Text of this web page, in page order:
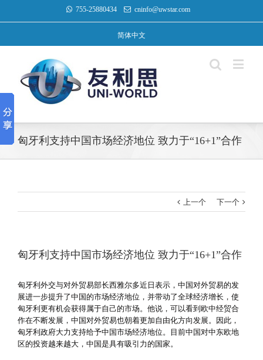
755-25880434 cninfo@uwstar.com
简体中文
匈牙利支持中国市场经济地位 致力于“16+1”合作
上一个 下一个
匈牙利支持中国市场经济地位 致力于“16+1”合作
匈牙利外交与对外贸易部长西雅尔多近日表示，中国对外贸易的发
展进一步提升了中国的市场经济地位，并带动了全球经济增长，使
匈牙利更有机会获得属于自己的市场。他说，可以看到欧中经贸合
作在不断发展，中国对外贸易也朝着更加自由化方向发展。因此，
匈牙利政府大力支持给予中国市场经济地位。目前中国对中东欧地
区的投资越来越大，中国是具有吸引力的国家。